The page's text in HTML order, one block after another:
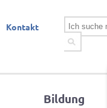
Kontakt
Bildung